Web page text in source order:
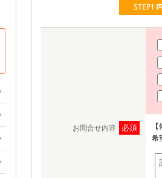
お問合せ内容 必須
希